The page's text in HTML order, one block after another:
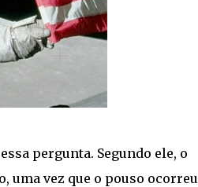
pergunta. Segundo ele, o
uma vez que o pouso ocorreu